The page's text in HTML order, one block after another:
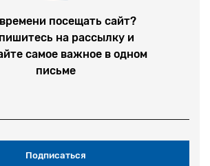
посещать сайт?
на рассылку и
самое важное в одном
письме